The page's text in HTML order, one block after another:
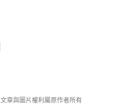
文章與圖片權利屬原作者所有